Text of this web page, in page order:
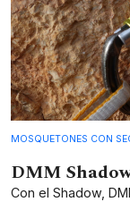
MOSQUETONES CON
DMM
Con el Shadow,